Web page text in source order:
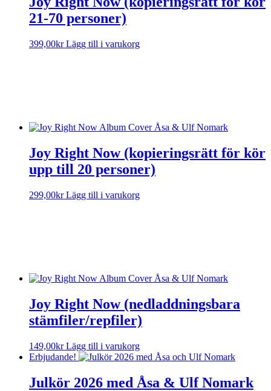
21-70 personer)
399,00kr Lägg till i varukorg
Joy Right Now (kopieringsrätt för kör
upp till 20 personer)
299,00kr Lägg till i varukorg
Joy Right Now (nedladdningsbara
stämfiler/repfiler)
149,00kr Lägg till i varukorg
Erbjudande!
Julkör 2026 med Åsa & Ulf Nomark